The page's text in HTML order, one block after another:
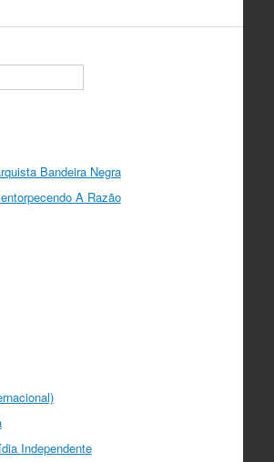
Bandeira Negra
A Razão
Independente